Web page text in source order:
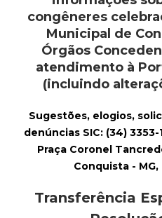
u
r
a
M
n
congêneres
Municipal de
Órgãos
atendimento à
(incluindo
Sugestões, elogios,
denúncias SIC: (34)
Praça Coronel
Conquista - MG,
Transferência